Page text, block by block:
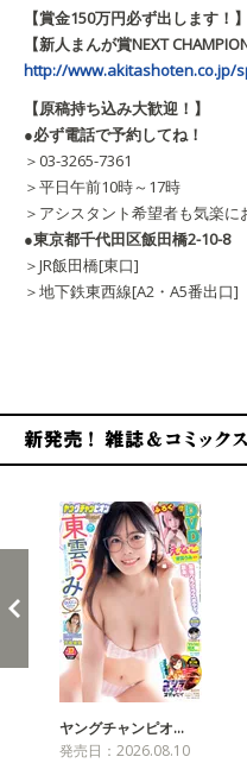
【賞金150万円必ず出します！】
【新人まんが賞NEXT
http://www.akitashoten.co.jp/
【原稿持ち込み大歓迎！】
●必ず電話で予約してね！
＞03-3265-7361
＞平日午前10時～17時
＞アシスタント希望者も気楽に
●東京都千代田区飯田橋2-10-8
＞JR飯田橋[東口]
＞地下鉄東西線[A2・A5番出口]
ヤングチャンピオ…
発売日：2026.08.10